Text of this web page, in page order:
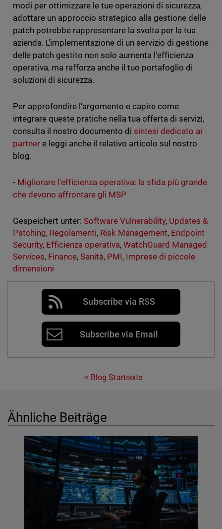
modi per ottimizzare le tue operazioni di sicurezza,
adottare un approccio strategico alla gestione delle
patch potrebbe rappresentare la svolta per la tua
azienda. L'implementazione di un servizio di gestione
delle patch gestito non solo aumenta l'efficienza
operativa, ma rafforza anche il tuo portafoglio di
soluzioni di sicurezza.
Per approfondire l'argomento e capire come
integrare queste pratiche nella tua offerta di servizi,
consulta il nostro documento di sintesi dedicato ai
partnere leggi anche il relativo articolo sul nostro
blog.
- Migliorare l'efficienza operativa: la sfida più grande
che devono affrontare gli MSP
Gespeichert unter: Software Vulnerability, Updates &
Patching, Regolamenti, Risk Management, Endpoint
Security, Efficienza operativa,WatchGuard Managed
Services, Finance, Sanità, PMI, Imprese di piccole
dimensioni
Subscribe via RSS
Subscribe via Email
Blog Startseite
Ähnliche Beiträge